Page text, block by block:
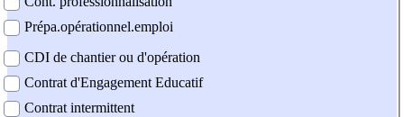
Prépa.opérationnel.emploi
CDI de chantier ou d'opération
Contrat d'Engagement Educatif
Contrat intermittent